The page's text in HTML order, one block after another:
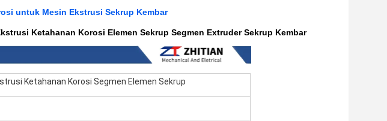
untuk Mesin Ekstrusi Sekrup Kembar
Ketahanan Korosi Elemen Sekrup Segmen Extruder Sekrup Kembar
Ketahanan Korosi Segmen Elemen Sekrup